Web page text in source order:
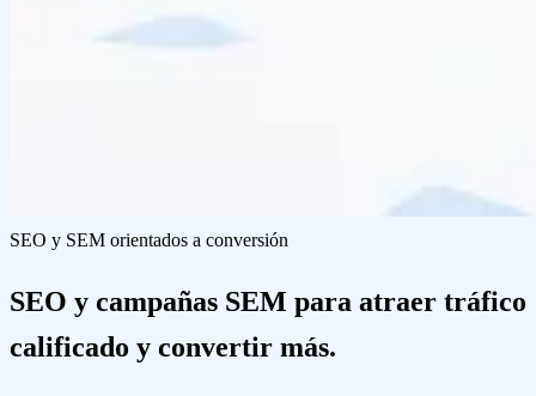
SEO y SEM orientados a conversión
SEO y campañas SEM para atraer tráfico
calificado y convertir más.